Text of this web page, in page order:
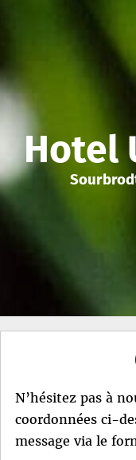
Hotel
N’hésitez pas à
coordonnées ci-
message via le